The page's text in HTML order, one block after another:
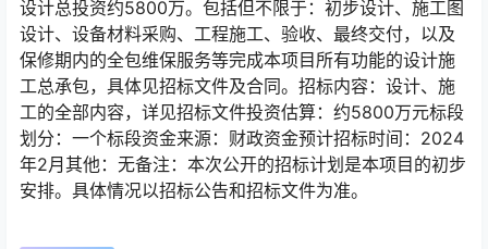
设计总投资约5800万。包括但不限于：初步设计、施工图
设计、设备材料采购、工程施工、验收、最终交付，以及
保修期内的全包维保服务等完成本项目所有功能的设计施
工总承包，具体见招标文件及合同。招标内容：设计、施
工的全部内容，详见招标文件投资估算：约5800万元标段
划分：一个标段资金来源：财政资金预计招标时间：2024
年2月其他：无备注：本次公开的招标计划是本项目的初步
安排。具体情况以招标公告和招标文件为准。